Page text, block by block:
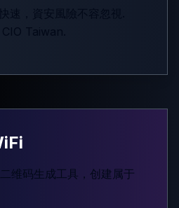
速，資安風險不容忽視.
Taiwan.
维码生成工具，创建属于